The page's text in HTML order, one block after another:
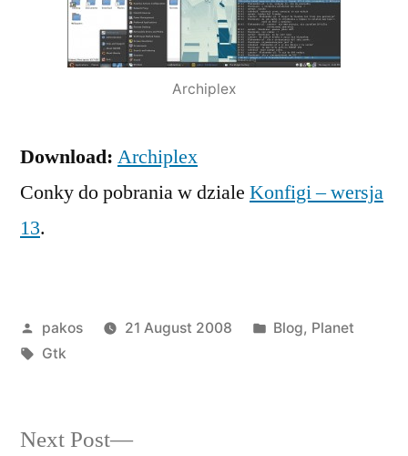
Archiplex
Download: Archiplex
Conky do pobrania w dziale Konfigi – wersja
13.
Posted
by
pakos 21 August 2008
Posted
Blog, Planet
Tags:
Gtk
Next Post
Next